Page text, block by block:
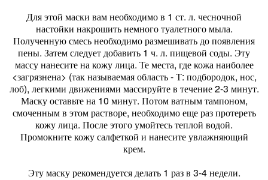
Для этой маски вам необходимо в 1 ст. л. чесночной
настойки накрошить немного туалетного мыла.
Полученную смесь необходимо размешивать до появления
пены. Затем следует добавить 1 ч. л. пищевой соды. Эту
массу нанесите на кожу лица. Те места, где кожа наиболее
<загрязнена> (так называемая область - Т: подбородок, нос,
лоб), легкими движениями массируйте в течение 2-3 минут.
Маску оставьте на 10 минут. Потом ватным тампоном,
смоченным в этом растворе, необходимо еще раз протереть
кожу лица. После этого умойтесь теплой водой.
Промокните кожу салфеткой и нанесите увлажняющий
крем.
Эту маску рекомендуется делать 1 раз в 3-4 недели.